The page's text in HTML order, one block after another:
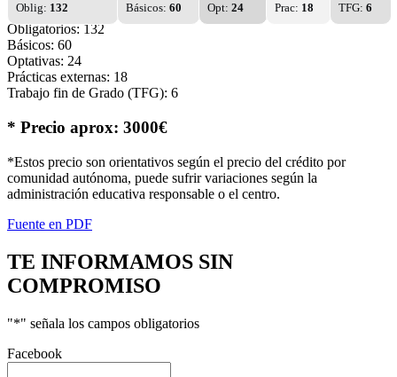
Oblig: 132 Básicos:60 Opt: 24 Prac: 18 TFG:6
Obligatorios: 132
Básicos: 60
Optativas: 24
Prácticas externas: 18
Trabajo fin de Grado (TFG): 6
* Precio aprox: 3000€
*Estos precio son orientativos según el precio del crédito por
comunidad autónoma, puede sufrir variaciones según la
administración educativa responsable o el centro.
Fuente en PDF
TE INFORMAMOS SIN
COMPROMISO
"*" señala los campos obligatorios
Facebook